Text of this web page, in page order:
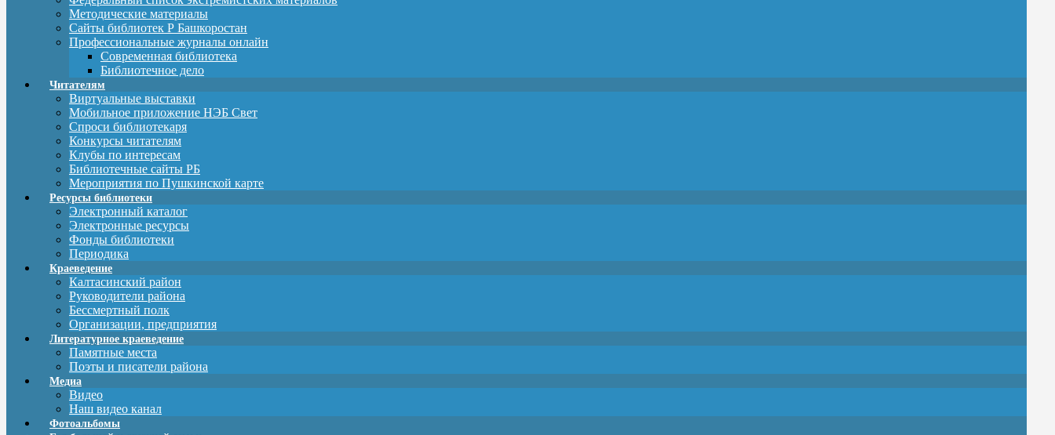
Методические материалы
Сайты библиотек Р Башкоростан
Профессиональные журналы онлайн
Современная библиотека
Библиотечное дело
Читателям
Виртуальные выставки
Мобильное приложение НЭБ Свет
Спроси библиотекаря
Конкурсы читателям
Клубы по интересам
Библиотечные сайты РБ
Мероприятия по Пушкинской карте
Ресурсы библиотеки
Электронный каталог
Электронные ресурсы
Фонды библиотеки
Периодика
Краеведение
Калтасинский район
Руководители района
Бессмертный полк
Организации, предприятия
Литературное краеведение
Памятные места
Поэты и писатели района
Медиа
Видео
Наш видео канал
Фотоальбомы